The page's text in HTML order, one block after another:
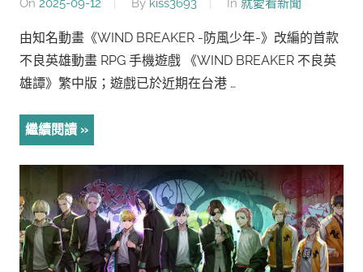
On 2025-09-12 By kiss3693 In 就愛看新聞
由知名動畫《WIND BREAKER -防風少年-》改編的首款
不良英雄動畫 RPG 手機遊戲 《WIND BREAKER 不良英
雄譚》繁中版；遊戲已於近期在台港 …
繼續閱讀